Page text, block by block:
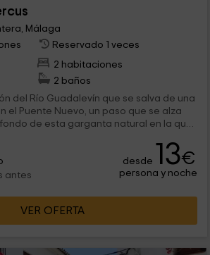
Málaga
Reservado 1 veces
2 habitaciones
2 baños
del Río Guadalevín que se salva de una
el Puente Nuevo, un paso que se alza
de esta garganta natural en la que
antes
desde 13€
persona y noche
VER OFERTA